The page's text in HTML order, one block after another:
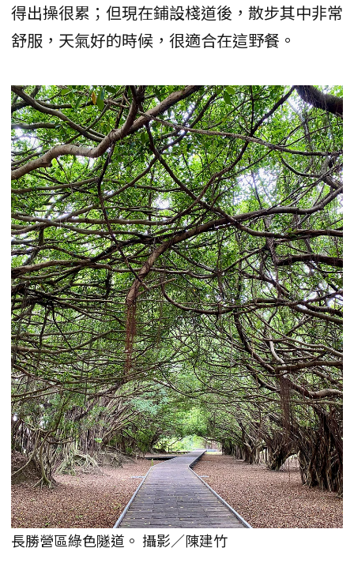
得出操很累；但現在鋪設棧道後，散步其中非常
舒服，天氣好的時候，很適合在這野餐。
長勝營區綠色隧道。 攝影／陳建竹